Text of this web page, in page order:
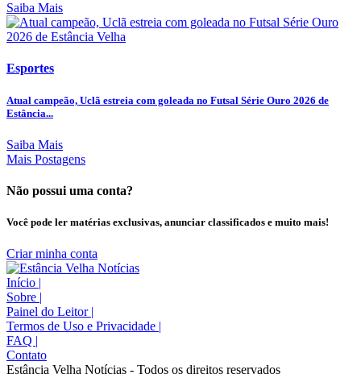
Saiba Mais
Esportes
Atual campeão, Uclã estreia com goleada no Futsal Série Ouro 2026 de
Estância...
Saiba Mais
Mais Postagens
Não possui uma conta?
Você pode ler matérias exclusivas, anunciar classificados e muito mais!
Criar minha conta
Início |
Sobre |
Painel do Leitor |
Termos de Uso e Privacidade |
FAQ |
Contato
Estância Velha Notícias - Todos os direitos reservados